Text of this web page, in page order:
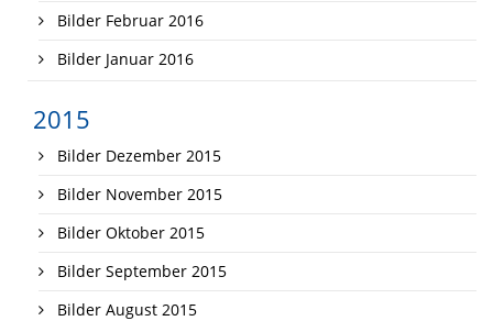
Bilder Februar 2016
Bilder Januar 2016
2015
Bilder Dezember 2015
Bilder November 2015
Bilder Oktober 2015
Bilder September 2015
Bilder August 2015